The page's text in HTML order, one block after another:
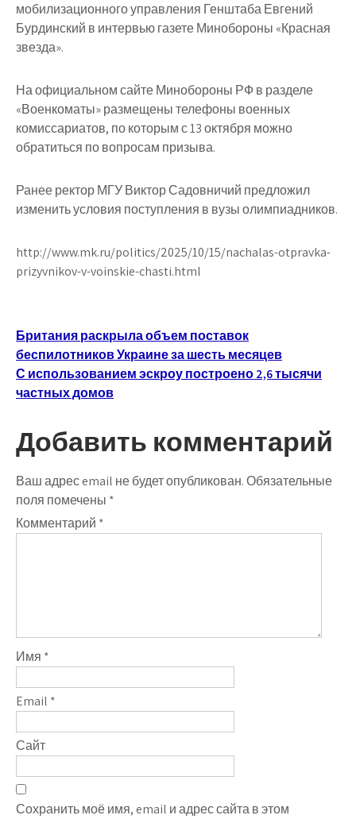
мобилизационного управления Генштаба Евгений
Бурдинский в интервью газете Минобороны «Красная
звезда».
На официальном сайте Минобороны РФ в разделе
«Военкоматы» размещены телефоны военных
комиссариатов, по которым с 13 октября можно
обратиться по вопросам призыва.
Ранее ректор МГУ Виктор Садовничий предложил
изменить условия поступления в вузы олимпиадников.
http://www.mk.ru/politics/2025/10/15/nachalas-otpravka-
prizyvnikov-v-voinskie-chasti.html
Навигация
по
записям
Британия раскрыла объем поставок
беспилотников Украине за шесть месяцев
С использованием эскроу построено 2,6 тысячи
частных домов
Добавить комментарий
Ваш адрес email не будет опубликован.Обязательные
поля помечены *
Комментарий *
Имя *
Email *
Сайт
Сохранить моё имя, email и адрес сайта в этом